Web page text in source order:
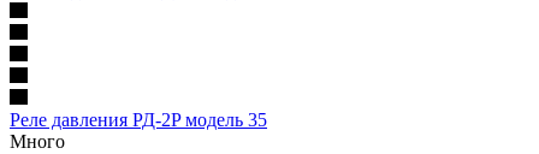
Реле давления РД-2P модель 35
Много